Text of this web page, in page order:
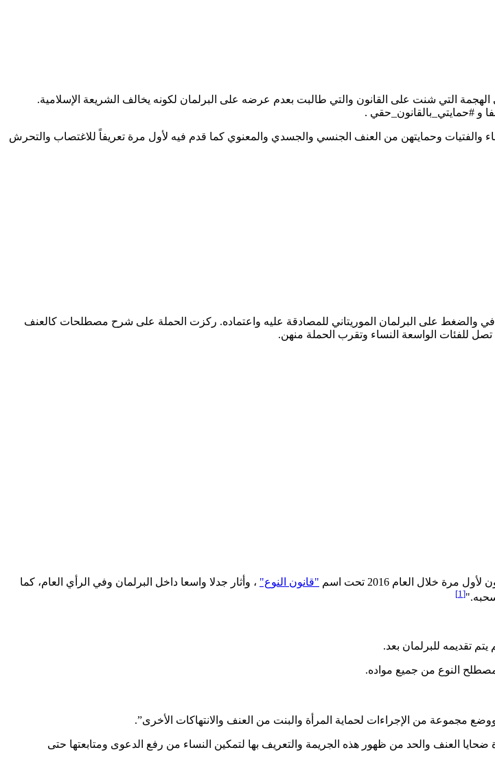
للرد على الهجمة التي شنت على القانون والتي طالبت بعدم عرضه على البرلمان لكونه يخالف الشريعة الإسلامية.
و #حمايتي_بالقانون_حقي .
وحمايتهن من العنف الجنسي والجسدي والمعنوي كما قدم فيه لأول مرة تعريفاً للاغتصاب والتحرش
والضغط على البرلمان الموريتاني للمصادقة عليه واعتماده. ركزت الحملة على شرح مصطلحات كالعنف
للفئات الواسعة النساء وتقرب الحملة منهن.
العام 2016 تحت اسم "قانون النوع" ، وأثار جدلا واسعا داخل البرلمان وفي الرأي العام، كما
[1]
تقديمه للبرلمان بعد.
النوع من جميع مواده.
العنف والحد من ظهور هذه الجريمة والتعريف بها لتمكين النساء من رفع الدعوى ومتابعتها حتى